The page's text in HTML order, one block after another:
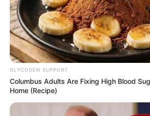
GLYCOGEN SUPPORT
Columbus Adults Are Fixing High Blood
Home (Recipe)